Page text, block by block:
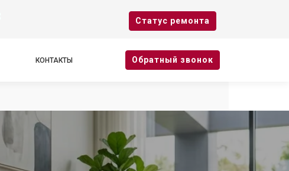
Cтатус ремонта
КОНТАКТЫ Oбратный звонок